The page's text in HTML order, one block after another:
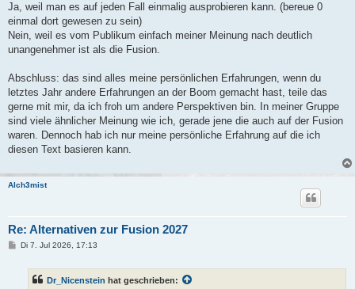
Ja, weil man es auf jeden Fall einmalig ausprobieren kann. (bereue 0
einmal dort gewesen zu sein)
Nein, weil es vom Publikum einfach meiner Meinung nach deutlich
unangenehmer ist als die Fusion.
Abschluss: das sind alles meine persönlichen Erfahrungen, wenn du
letztes Jahr andere Erfahrungen an der Boom gemacht hast, teile das
gerne mit mir, da ich froh um andere Perspektiven bin. In meiner Gruppe
sind viele ähnlicher Meinung wie ich, gerade jene die auch auf der Fusion
waren. Dennoch hab ich nur meine persönliche Erfahrung auf die ich
diesen Text basieren kann.
Alch3mist
Re: Alternativen zur Fusion 2027
BDi 7. Jul 2026, 17:13
Dr_Nicenstein hat geschrieben: